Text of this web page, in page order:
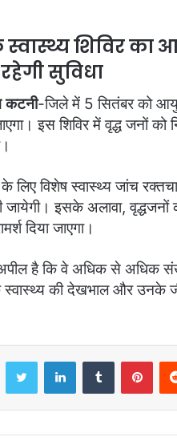
m
l
शिविर का
सुविधा
-जिले में 5 सितंबर को
इस शिविर में वृद्ध जनों को
के लिए विशेष स्वास्थ्य जांच
इसके अलावा, वृद्धजनों
दिया जाएगा।
है कि वे अधिक से अधिक
स्वास्थ्य की देखभाल और उनके